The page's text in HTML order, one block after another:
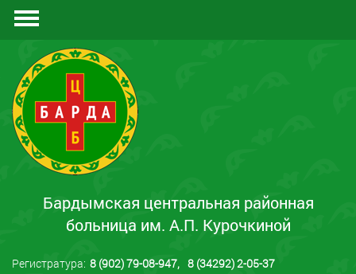
Контакты
Бардымская центральная районная
больница им. А.П. Курочкиной
Регистратура: 8 (902) 79-08-947, 8 (34292) 2-05-37